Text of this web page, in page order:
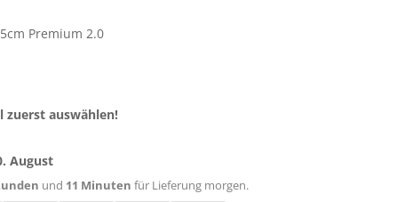
Premium 2.0
zuerst auswählen!
August
und 11 Minuten für Lieferung morgen.